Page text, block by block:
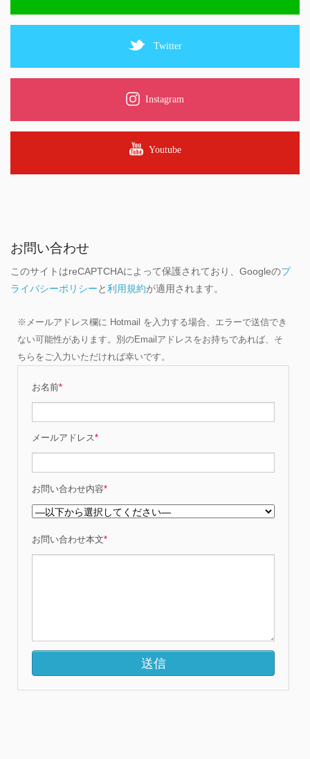
Twitter
Instagram
Youtube
お問い合わせ
このサイトはreCAPTCHAによって保護されており、Googleのプ
ライバシーポリシーと利用規約が適用されます。
※メールアドレス欄に Hotmail を入力する場合、エラーで送信でき
ない可能性があります。別のEmailアドレスをお持ちであれば、そ
ちらをご入力いただければ幸いです。
お名前*
メールアドレス*
お問い合わせ内容*
お問い合わせ本文*